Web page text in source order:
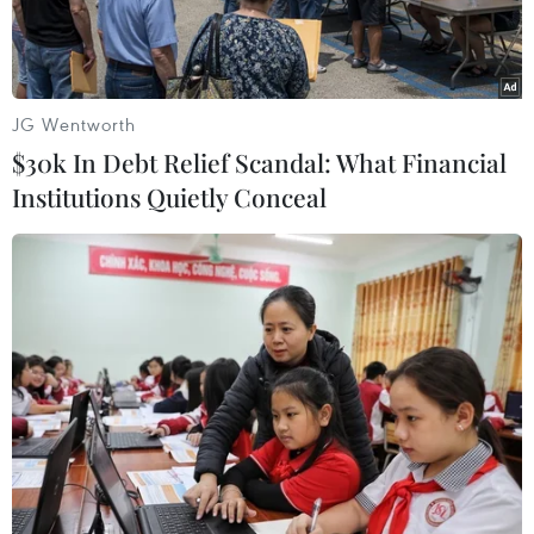
Ông Nguyễn Tuấn Hùng, Phó Tổng Giám đốc Thông tấn xã Việt
Nam kiêm Ủy viên Ủy ban An toàn Giao thông Quốc gia.
(Nguồn: TTXVN)
Ngày 6/11, Phó Thủ tướng Chính phủ Trần Lưu
Quang ký Quyết định 1300/QĐ-TTg kiện toàn
nhân sự Ủy ban An toàn Giao thông Quốc gia.
JG Wentworth
$30k In Debt Relief Scandal: What Financial
Institutions Quietly Conceal